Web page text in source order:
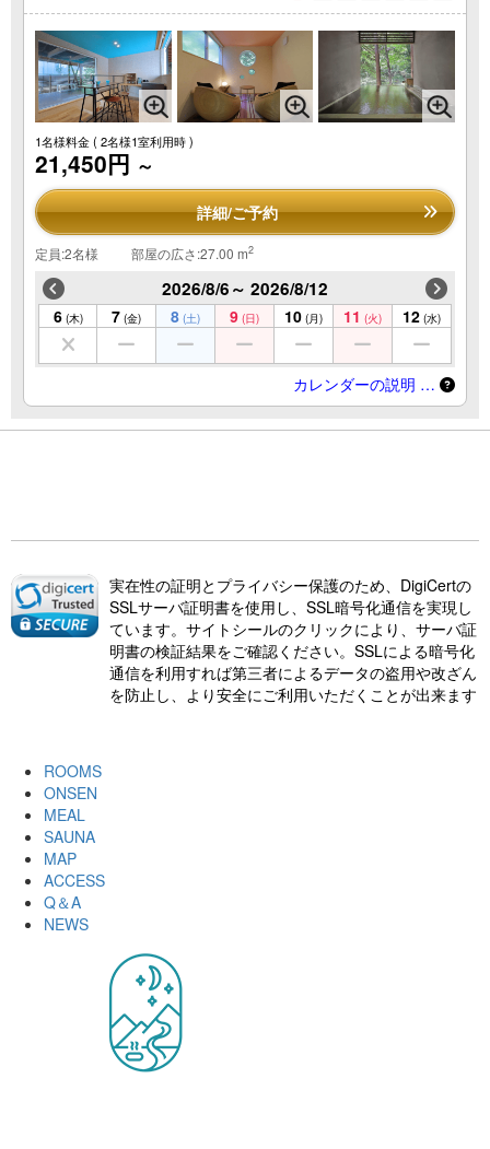
1名様料金( 2名様1室利用時 )
21,450円 ～
詳細/ご予約
定員:2名様 部屋の広さ:27.00 m2
2026/8/6～ 2026/8/12
6 (木) 7 (金) 8 (土) 9 (日) 10 (月) 11 (火) 12 (水)
カレンダーの説明 …
実在性の証明とプライバシー保護のため、DigiCertの
SSLサーバ証明書を使用し、SSL暗号化通信を実現し
ています。サイトシールのクリックにより、サーバ証
明書の検証結果をご確認ください。SSLによる暗号化
通信を利用すれば第三者によるデータの盗用や改ざん
を防止し、より安全にご利用いただくことが出来ます
ROOMS
ONSEN
MEAL
SAUNA
MAP
ACCESS
Q＆A
NEWS